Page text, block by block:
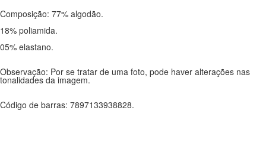
Composição: 77% algodão.
18% poliamida.
05% elastano.
Observação: Por se tratar de uma foto, pode haver alterações nas
tonalidades da imagem.
Código de barras: 7897133938828.